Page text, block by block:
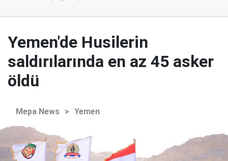
Yemen'de Husilerin
saldırılarında en az 45 asker
öldü
Mepa News > Yemen